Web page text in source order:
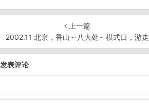
上一篇
2002.11 北京，香山～八大处～模式口，游走
发表评论